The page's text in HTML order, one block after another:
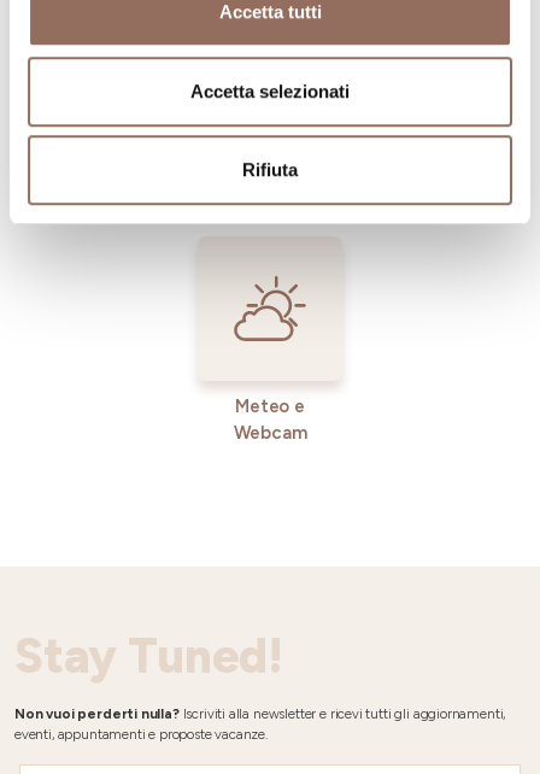
Accetta tutti
Accetta selezionati
Rifiuta
Registro
Servizi
Meteo e
Webcam
Stay Tuned!
Non vuoi perderti nulla?Iscriviti alla newsletter e ricevi tutti gli aggiornamenti,
eventi, appuntamenti e proposte vacanze.